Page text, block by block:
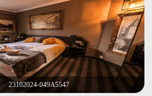
23102024-049A5547